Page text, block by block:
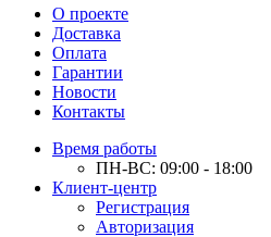
О проекте
Доставка
Оплата
Гарантии
Новости
Контакты
Время работы
ПН-ВС: 09:00 - 18:00
Клиент-центр
Регистрация
Авторизация